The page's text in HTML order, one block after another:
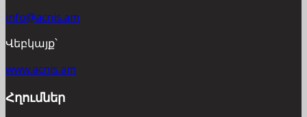
info@acnis.am
Վեբկայք՝
www.acnis.am
Հղումներ